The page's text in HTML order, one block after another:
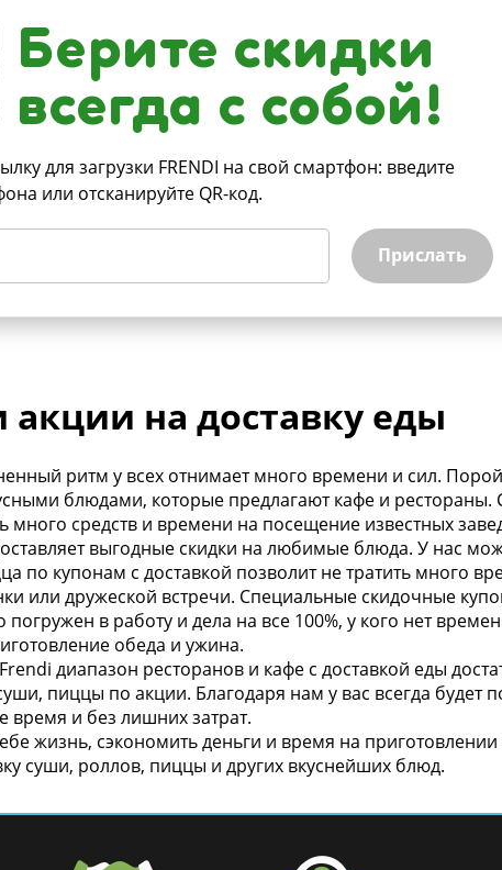
Берите скидки
всегда с собой!
для загрузки FRENDI на свой смартфон: введите
или отсканируйте QR-код.
Прислать
акции на доставку еды
ритм у всех отнимает много времени и сил. Порой
блюдами, которые предлагают кафе и рестораны.
много средств и времени на посещение известных
выгодные скидки на любимые блюда. У нас
по купонам с доставкой позволит не тратить много
или дружеской встречи. Специальные скидочные
погружен в работу и дела на все 100%, у кого нет
обеда и ужина.
диапазон ресторанов и кафе с доставкой еды
пиццы по акции. Благодаря нам у вас всегда будет
время и без лишних затрат.
жизнь, сэкономить деньги и время на
суши, роллов, пиццы и других вкуснейших блюд.